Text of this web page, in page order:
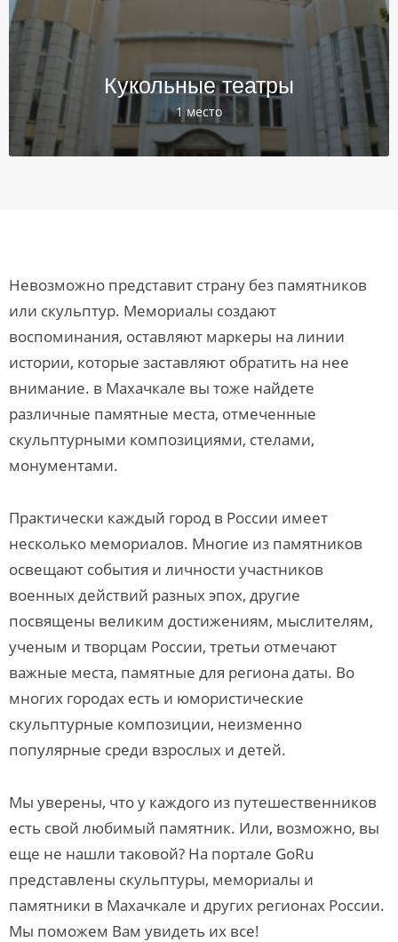
Кукольные театры
1 место
Невозможно представит страну без памятников
или скульптур. Мемориалы создают
воспоминания, оставляют маркеры на линии
истории, которые заставляют обратить на нее
внимание. в Махачкале вы тоже найдете
различные памятные места, отмеченные
скульптурными композициями, стелами,
монументами.
Практически каждый город в России имеет
несколько мемориалов. Многие из памятников
освещают события и личности участников
военных действий разных эпох, другие
посвящены великим достижениям, мыслителям,
ученым и творцам России, третьи отмечают
важные места, памятные для региона даты. Во
многих городах есть и юмористические
скульптурные композиции, неизменно
популярные среди взрослых и детей.
Мы уверены, что у каждого из путешественников
есть свой любимый памятник. Или, возможно, вы
еще не нашли таковой? На портале GoRu
представлены скульптуры, мемориалы и
памятники в Махачкале и других регионах России.
Мы поможем Вам увидеть их все!